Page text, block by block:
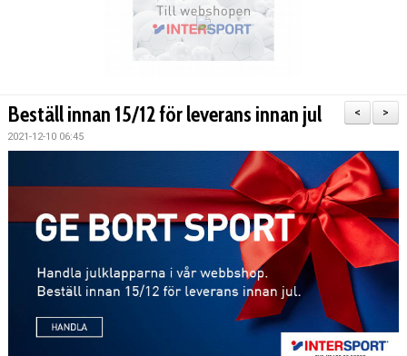
LÄGER
TRÄNINGSAVGIFTER
>
<
Beställ innan 15/12 för leverans innan jul
2021-12-10 06:45